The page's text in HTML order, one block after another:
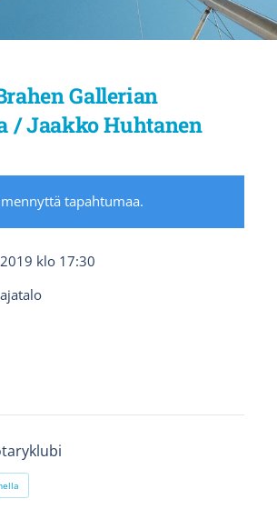
Gallerian
/ Jaakko Huhtanen
tapahtumaa.
klo 17:30